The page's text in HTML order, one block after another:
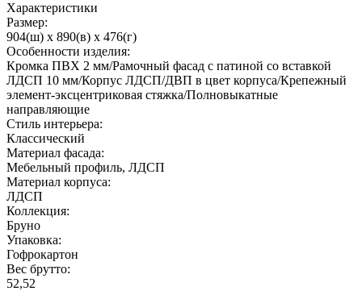
Характеристики
Размер:
904(ш) x 890(в) x 476(г)
Особенности изделия:
Кромка ПВХ 2 мм/Рамочный фасад с патиной со вставкой
ЛДСП 10 мм/Корпус ЛДСП/ДВП в цвет корпуса/Крепежный
элемент-эксцентриковая стяжка/Полновыкатные
направляющие
Стиль интерьера:
Классический
Материал фасада:
Мебельный профиль, ЛДСП
Материал корпуса:
ЛДСП
Коллекция:
Бруно
Упаковка:
Гофрокартон
Вес брутто:
52,52